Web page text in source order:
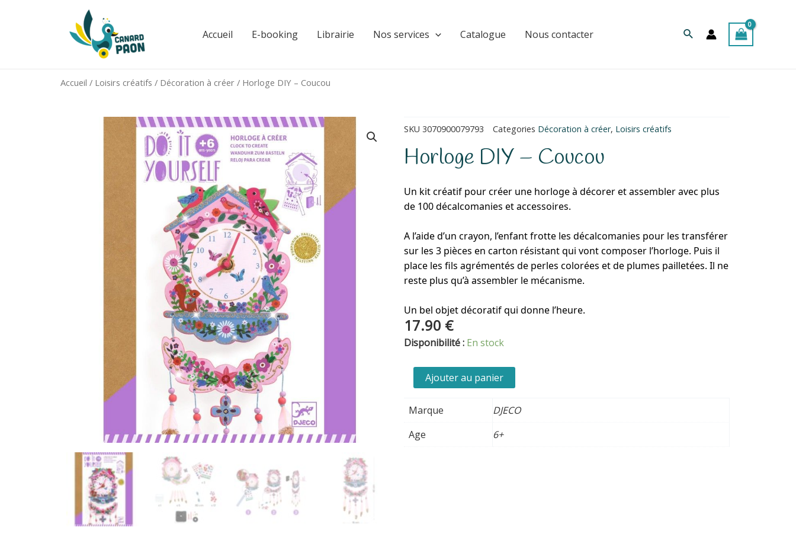
Accueil E-booking Librairie Nos services Catalogue Nous contacter Rechercher
Accueil / Loisirs créatifs / Décoration à créer / Horloge DIY – Coucou
SKU 3070900079793 Categories Décoration à créer, Loisirs créatifs
Horloge DIY – Coucou
Un kit créatif pour créer une horloge à décorer et assembler avec plus
de 100 décalcomanies et accessoires.
A l’aide d’un crayon, l’enfant frotte les décalcomanies pour les transférer
sur les 3 pièces en carton résistant qui vont composer l’horloge. Puis il
place les fils agrémentés de perles colorées et de plumes pailletées. Il ne
reste plus qu’à assembler le mécanisme.
Un bel objet décoratif qui donne l’heure.
17.90 €
Disponibilité : En stock
quantité
Horloge
DIY
Coucou
Ajouter au panier
Marque
DJECO
Age
6+